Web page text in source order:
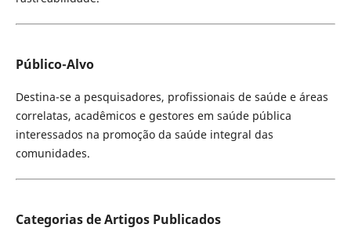
Público-Alvo
Destina-se a pesquisadores, profissionais de saúde e áreas
correlatas, acadêmicos e gestores em saúde pública
interessados na promoção da saúde integral das
comunidades.
Categorias de Artigos Publicados